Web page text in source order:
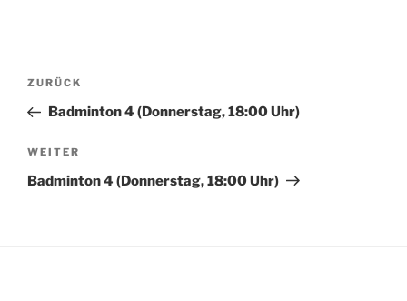
Beitragsnavigation
Vorheriger
Beitrag
ZURÜCK
Badminton 4 (Donnerstag, 18:00 Uhr)
Nächster
Beitrag
WEITER
Badminton 4 (Donnerstag, 18:00 Uhr)